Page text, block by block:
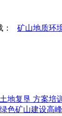
矿山地质环
地复垦 方案培
色矿山建设高